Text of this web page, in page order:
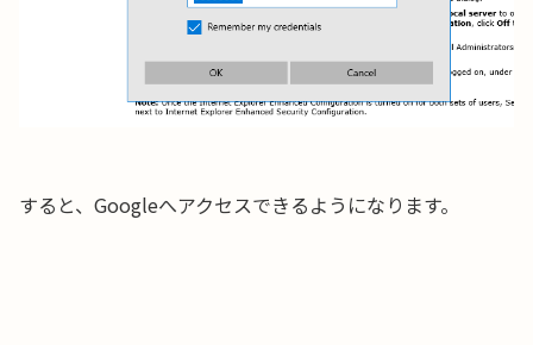
すると、Googleへアクセスできるようになります。